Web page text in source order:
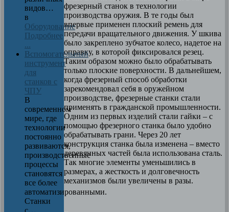
фрезерный станок в технологии
производства оружия. В те годы был
впервые применен плоский ремень для
передачи вращательного движения. У шкива
было закреплено зубчатое колесо, надетое на
оправку, в которой фиксировался резец.
Таким образом можно было обрабатывать
только плоские поверхности. В дальнейшем,
когда фрезерный способ обработки
зарекомендовал себя в оружейном
производстве, фрезерные станки стали
применять в гражданской промышленности.
Одним из первых изделий стали гайки – с
помощью фрезерного станка было удобно
обрабатывать грани. Через 20 лет
конструкция станка была изменена – вместо
деревянных частей была использована сталь.
Так многие элементы уменьшились в
размерах, а жесткость и долговечность
механизмов были увеличены в разы.
видов…
в
Оборудование
Подробнее
...
Вспомогательный
инструмент
для
станков с
ЧПУ
В
современном
мире, где
технологии
постоянно
развиваются,
производственные
процессы
становятся
все более
автоматизированными.
Станки